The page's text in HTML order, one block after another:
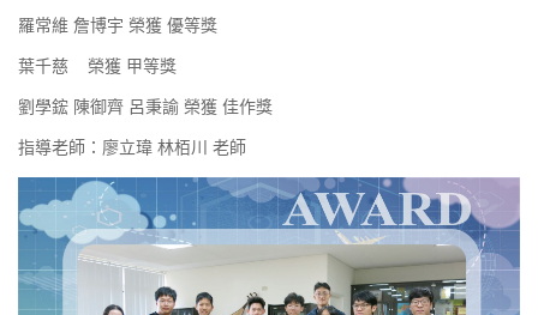
羅常維 詹博宇 榮獲 優等獎
葉千慈 榮獲 甲等獎
劉學鋐 陳御齊 呂秉諭 榮獲 佳作獎
指導老師：廖立瑋 林栢川 老師